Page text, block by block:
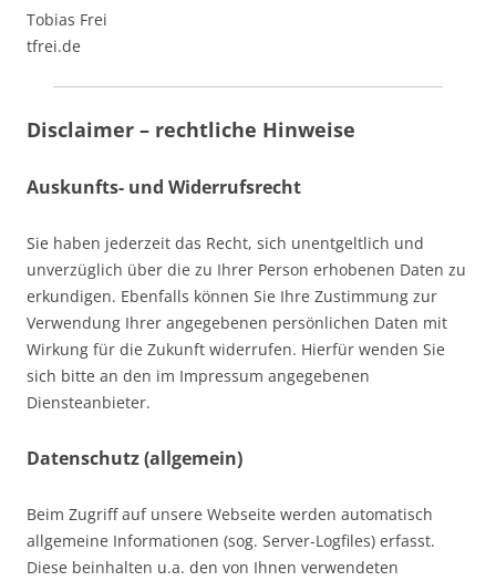
Tobias Frei
tfrei.de
Disclaimer – rechtliche Hinweise
Auskunfts- und Widerrufsrecht
Sie haben jederzeit das Recht, sich unentgeltlich und
unverzüglich über die zu Ihrer Person erhobenen Daten zu
erkundigen. Ebenfalls können Sie Ihre Zustimmung zur
Verwendung Ihrer angegebenen persönlichen Daten mit
Wirkung für die Zukunft widerrufen. Hierfür wenden Sie
sich bitte an den im Impressum angegebenen
Diensteanbieter.
Datenschutz (allgemein)
Beim Zugriff auf unsere Webseite werden automatisch
allgemeine Informationen (sog. Server-Logfiles) erfasst.
Diese beinhalten u.a. den von Ihnen verwendeten